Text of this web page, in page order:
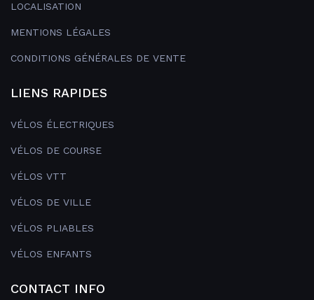
LOCALISATION
MENTIONS LÉGALES
CONDITIONS GÉNÉRALES DE VENTE
LIENS RAPIDES
VÉLOS ÉLECTRIQUES
VÉLOS DE COURSE
VÉLOS VTT
VÉLOS DE VILLE
VÉLOS PLIABLES
VÉLOS ENFANTS
CONTACT INFO